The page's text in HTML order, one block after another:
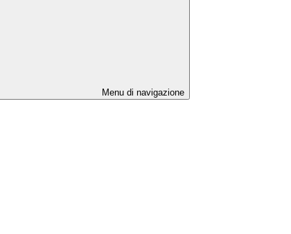
Menu di navigazione